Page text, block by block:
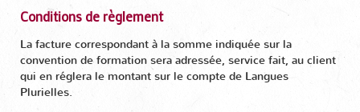
Conditions de règlement
La facture correspondant à la somme indiquée sur la
convention de formation sera adressée, service fait, au client
qui en réglera le montant sur le compte de Langues
Plurielles.